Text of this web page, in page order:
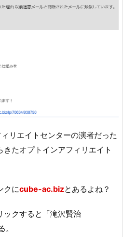
リエイトセンターの演者だった
たオプトインアフィリエイト
クにcube-ac.bizとあるよね？
ックすると「滝沢賢治